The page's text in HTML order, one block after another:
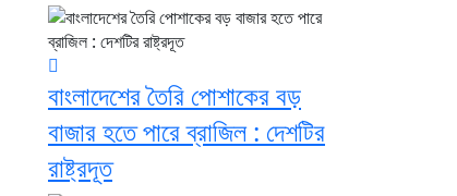
বাংলাদেশের তৈরি পোশাকের বড়
বাজার হতে পারে ব্রাজিল : দেশটির
রাষ্ট্রদূত